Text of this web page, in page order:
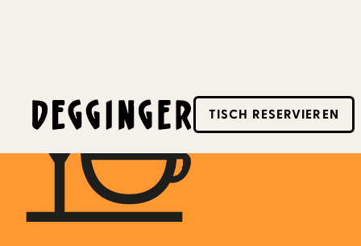
Dieses Event hat schon stattgefunden! Schaue
TISCH RESERVIEREN
13.1.2023